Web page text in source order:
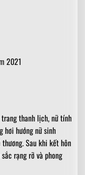
2021
thanh lịch, nữ tính
hơi hướng nữ sinh
Sau khi kết hôn
rạng rỡ và phong